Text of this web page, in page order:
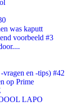
was kaputt
voorbeeld #3
en -tips) #42
op Prime
LAPO